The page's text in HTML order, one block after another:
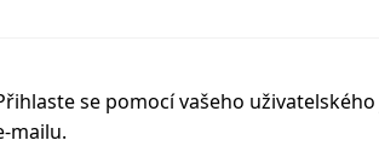
se pomocí vašeho
mailu.